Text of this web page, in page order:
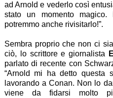
ad Arnold e vederlo così
stato un momento
potremmo anche rivisitarlo!”.
Sembra proprio che non ci
ciò, lo scrittore e giornalista
parlato di recente con
“Arnold mi ha detto questa
lavorando a Conan. Non lo
viene da fidarsi molto